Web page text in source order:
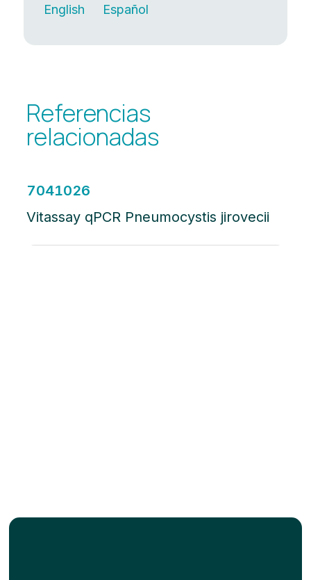
English Español
Referencias
relacionadas
7041026
Vitassay qPCR Pneumocystis jirovecii